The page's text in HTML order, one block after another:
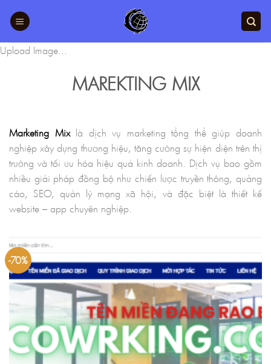
đến
dung
Upload Image...
MAREKTING MIX
Marketing Mixlà dịch vụ marketing tổng thể giúp doanh
nghiệp xây dựng thương hiệu, tăng cường sự hiện diện trên thị
trường và tối ưu hóa hiệu quả kinh doanh. Dịch vụ bao gồm
nhiều giải pháp đồng bộ như chiến lược truyền thông, quảng
cáo, SEO, quản lý mạng xã hội, và đặc biệt là thiết kế
website – app chuyên nghiệp.
-70%